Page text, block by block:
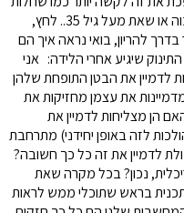
פוליצסטיות, אי ביוץ, הורמון מעורר זקיק גבוה או שאת מעל גיל 35.. לחץ,
להריון, בואי נראה איך הם
שיגיע אחרי הלידה: אני
לדמיין את הבטן התופחת שלהן
את עצמן מחזיקות את
הן מצליחות לדמיין את
לזה באופן יחידני) מתרחבת
לדמיין את זה כל כך חשובה?
נכון? בכל מקרה שאת
בראש שתוכלי ממש לראות